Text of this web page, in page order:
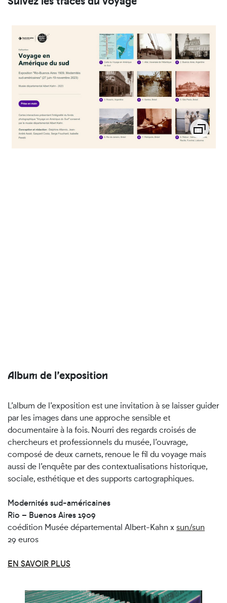
Album de l’exposition
L’album de l’exposition est une invitation à se laisser guider
par les images dans une approche sensible et
documentaire à la fois. Nourri des regards croisés de
chercheurs et professionnels du musée, l’ouvrage,
composé de deux carnets, renoue le fil du voyage mais
aussi de l’enquête par des contextualisations historique,
sociale, esthétique et des supports cartographiques.
Modernités sud-américaines
Rio – Buenos Aires 1909
coédition Musée départemental Albert-Kahn x sun/sun
29 euros
EN SAVOIR PLUS